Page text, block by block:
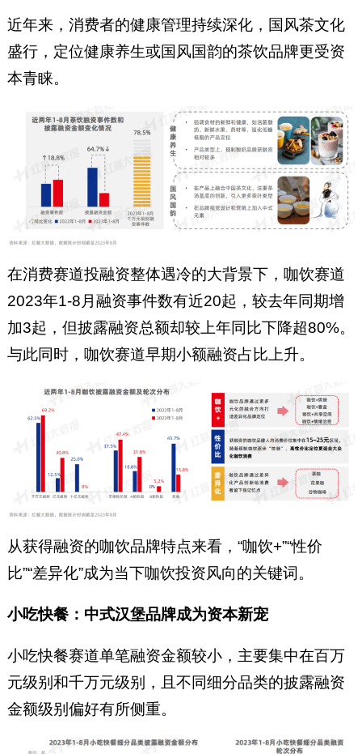
近年来，消费者的健康管理持续深化，国风茶文化
盛行，定位健康养生或国风国韵的茶饮品牌更受资
本青睐。
在消费赛道投融资整体遇冷的大背景下，咖饮赛道
2023年1-8月融资事件数有近20起，较去年同期增
加3起，但披露融资总额却较上年同比下降超80%。
与此同时，咖饮赛道早期小额融资占比上升。
从获得融资的咖饮品牌特点来看，“咖饮+”“性价
比”“差异化”成为当下咖饮投资风向的关键词。
小吃快餐：中式汉堡品牌成为资本新宠
小吃快餐赛道单笔融资金额较小，主要集中在百万
元级别和千万元级别，且不同细分品类的披露融资
金额级别偏好有所侧重。